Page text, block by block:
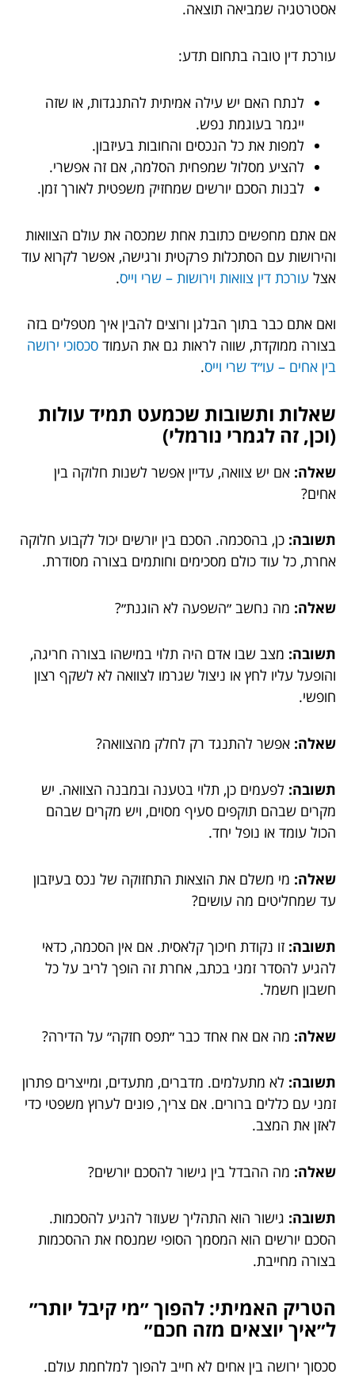
אסטרטגיה שמביאה תוצאה.
עורכת דין טובה בתחום תדע:
לנתח האם יש עילה אמיתית להתנגדות, או שזה
ייגמר בעוגמת נפש.
למפות את כל הנכסים והחובות בעיזבון.
להציע מסלול שמפחית הסלמה, אם זה אפשרי.
לבנות הסכם יורשים שמחזיק משפטית לאורך זמן.
אם אתם מחפשים כתובת אחת שמכסה את עולם הצוואות
והירושות עם הסתכלות פרקטית ורגישה, אפשר לקרוא עוד
אצל עורכת דין צוואות וירושות – שרי וייס.
ואם אתם כבר בתוך הבלגן ורוצים להבין איך מטפלים בזה
בצורה ממוקדת, שווה לראות גם את העמוד סכסוכי ירושה
בין אחים – עו״ד שרי וייס.
שאלות ותשובות שכמעט תמיד עולות
(וכן, זה לגמרי נורמלי)
שאלה: אם יש צוואה, עדיין אפשר לשנות חלוקה בין
אחים?
תשובה: כן, בהסכמה. הסכם בין יורשים יכול לקבוע חלוקה
אחרת, כל עוד כולם מסכימים וחותמים בצורה מסודרת.
שאלה: מה נחשב ״השפעה לא הוגנת״?
תשובה: מצב שבו אדם היה תלוי במישהו בצורה חריגה,
והופעל עליו לחץ או ניצול שגרמו לצוואה לא לשקף רצון
חופשי.
שאלה: אפשר להתנגד רק לחלק מהצוואה?
תשובה: לפעמים כן, תלוי בטענה ובמבנה הצוואה. יש
מקרים שבהם תוקפים סעיף מסוים, ויש מקרים שבהם
הכול עומד או נופל יחד.
שאלה: מי משלם את הוצאות התחזוקה של נכס בעיזבון
עד שמחליטים מה עושים?
תשובה: זו נקודת חיכוך קלאסית. אם אין הסכמה, כדאי
להגיע להסדר זמני בכתב, אחרת זה הופך לריב על כל
חשבון חשמל.
שאלה: מה אם אח אחד כבר ״תפס חזקה״ על הדירה?
תשובה: לא מתעלמים. מדברים, מתעדים, ומייצרים פתרון
זמני עם כללים ברורים. אם צריך, פונים לערוץ משפטי כדי
לאזן את המצב.
שאלה: מה ההבדל בין גישור להסכם יורשים?
תשובה: גישור הוא התהליך שעוזר להגיע להסכמות.
הסכם יורשים הוא המסמך הסופי שמנסח את ההסכמות
בצורה מחייבת.
הטריק האמיתי: להפוך ״מי קיבל יותר״
ל״איך יוצאים מזה חכם״
סכסוך ירושה בין אחים לא חייב להפוך למלחמת עולם.